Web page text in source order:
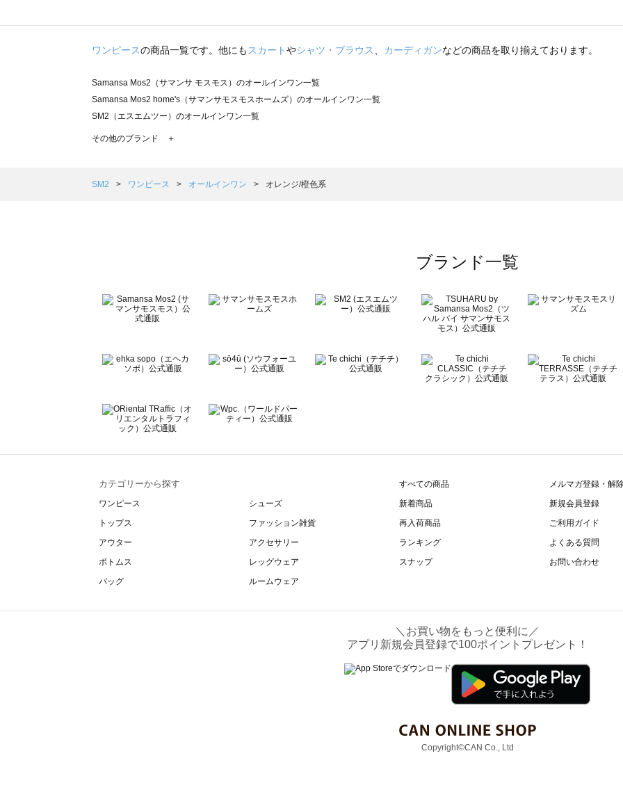
ワンピースの商品一覧です。他にも スカートやシャツ・ブラウス カーディガンなどの商品を取り揃えております。
Samansa Mos2（サマンサ モスモス）のオールインワン一覧
Samansa Mos2 home's（サマンサモスモスホームズ）のオールインワン一覧
SM2（エスエムツー）のオールインワン一覧
TSUHARU by Samansa Mos2（ツハルバイサマンサモスモス）のオールインワン一覧
Samansa Mos2 Lagom（サマンサモスモス ラーゴム）のオールインワン一覧
BETTY'S BLUE（べティーズブルー）のオールインワン一覧
Wpc.（ワールドパーティー）のオールインワン一覧
その他のブランド ＋
SM2 ワンピース オールインワン オレンジ/橙色系
ブランド一覧
カテゴリーから探す
ワンピース
トップス
アウター
ボトムス
バッグ
シューズ
ファッション雑貨
アクセサリー
レッグウェア
ルームウェア
すべての商品
新着商品
再入荷商品
ランキング
スナップ
メルマガ登録・解
新規会員登録
ご利用ガイド
よくある質問
お問い合わせ
＼お買い物をもっと便利に／
アプリ新規会員登録で100ポイントプレゼント！
Copyright©CAN Co., Ltd